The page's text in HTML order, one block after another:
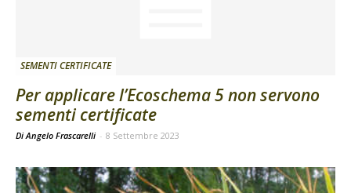
SEMENTI CERTIFICATE
Per applicare l’Ecoschema 5 non servono
sementi certificate
Di Angelo Frascarelli - 8 Settembre 2023